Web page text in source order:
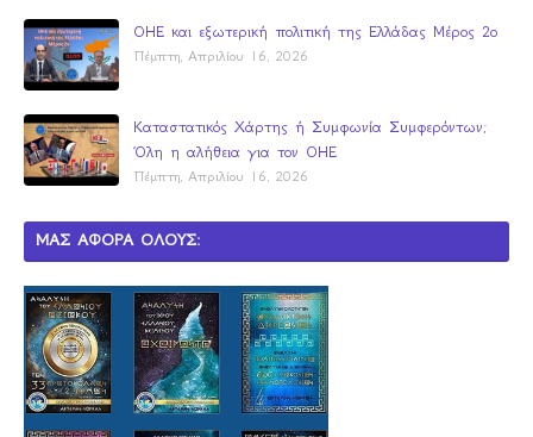
ΟΗΕ και εξωτερική πολιτική της Ελλάδας Μέρος 2ο
Πέμπτη, Απριλίου 16, 2026
Καταστατικός Χάρτης ή Συμφωνία Συμφερόντων;
Όλη η αλήθεια για τον ΟΗΕ
Πέμπτη, Απριλίου 16, 2026
ΜΑΣ ΑΦΟΡΑ ΟΛΟΥΣ: